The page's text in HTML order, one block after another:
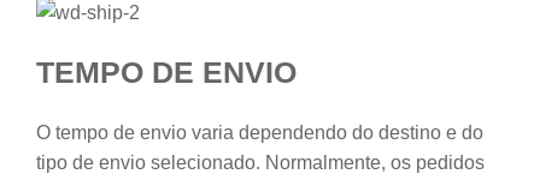
TEMPO DE ENVIO
O tempo de envio varia dependendo do destino e do
tipo de envio selecionado. Normalmente, os pedidos